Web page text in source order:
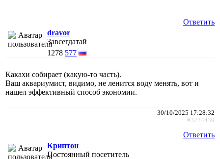
Ответить
dravor
Завсегдатай
1278 577
Какахи собирает (какую-то часть).
Ваш аквариумист, видимо, не ленится воду менять, вот и
нашел эффективный способ экономии.
30/10/2025 17:28:32
#3224439
Ответить
Криптон
Постоянный посетитель